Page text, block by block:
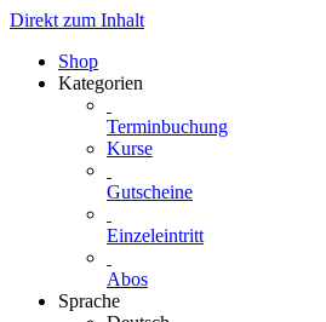
Direkt zum Inhalt
Shop
Kategorien
Terminbuchung
Kurse
Gutscheine
Einzeleintritt
Abos
Sprache